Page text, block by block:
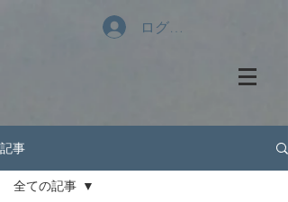
ログイン
記事
全ての記事